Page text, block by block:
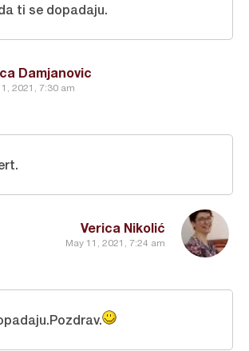
Damjanovic
2021, 7:30 am
ti se dopadaju.
Verica Nikolić
May 11, 2021, 7:24 am